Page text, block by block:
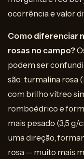
ocorrência e valor
Como diferenciar
rosas no campo?
podem ser
são: turmalina rosa
com brilho vítreo
romboédrico e
mais pesado (3,5
uma direção,
rosa — muito mais